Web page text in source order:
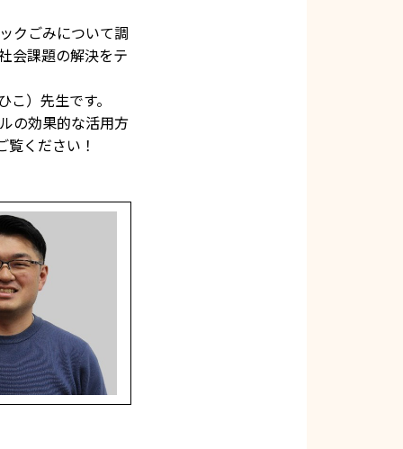
クごみについて調
会課題の解決をテ
）先生です。
の効果的な活用方
ください！